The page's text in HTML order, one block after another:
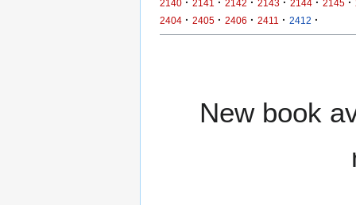
2140 2141 2142 2143 2144 2145
2404 · 2405 · 2406 · 2411 · 2412 ·
New book